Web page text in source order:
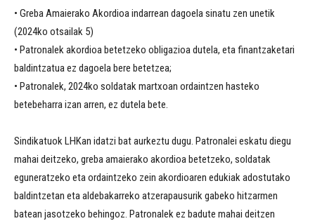
• Greba Amaierako Akordioa indarrean dagoela sinatu zen unetik
(2024ko otsailak 5)
• Patronalek akordioa betetzeko obligazioa dutela, eta finantzaketari
baldintzatua ez dagoela bere betetzea;
• Patronalek, 2024ko soldatak martxoan ordaintzen hasteko
betebeharra izan arren, ez dutela bete.
Sindikatuok LHKan idatzi bat aurkeztu dugu. Patronalei eskatu diegu
mahai deitzeko, greba amaierako akordioa betetzeko, soldatak
eguneratzeko eta ordaintzeko zein akordioaren edukiak adostutako
baldintzetan eta aldebakarreko atzerapausurik gabeko hitzarmen
batean jasotzeko behingoz. Patronalek ez badute mahai deitzen